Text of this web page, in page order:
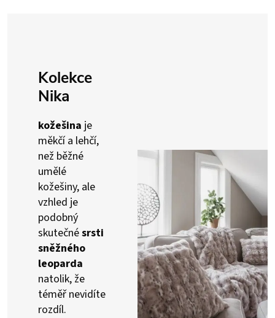
Kolekce
Nika
kožešina je
měkčí a lehčí,
než běžné
umělé
kožešiny, ale
vzhled je
podobný
skutečnésrsti
sněžného
leoparda
natolik, že
téměř nevidíte
rozdíl.